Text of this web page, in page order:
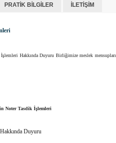
PRATİK BİLGİLER İLETİŞİM
Hakkında Duyuru Birliğimize meslek mensupları
Noter Tasdik İşlemleri
Duyuru